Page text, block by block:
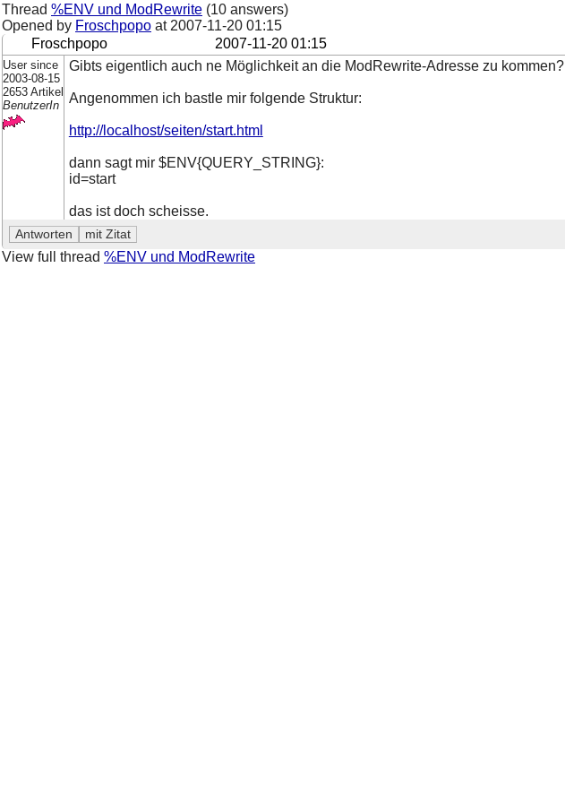
Thread %ENV und ModRewrite (10 answers)
Opened by Froschpopo at 2007-11-20 01:15
Froschpopo
2007-11-20 01:15
User since
2003-08-15
2653 Artikel
BenutzerIn
Gibts eigentlich auch ne Möglichkeit an die ModRewrite-Adresse zu kommen?
Angenommen ich bastle mir folgende Struktur:
http://localhost/seiten/start.html
dann sagt mir $ENV{QUERY_STRING}:
id=start
das ist doch scheisse.
View full thread %ENV und ModRewrite